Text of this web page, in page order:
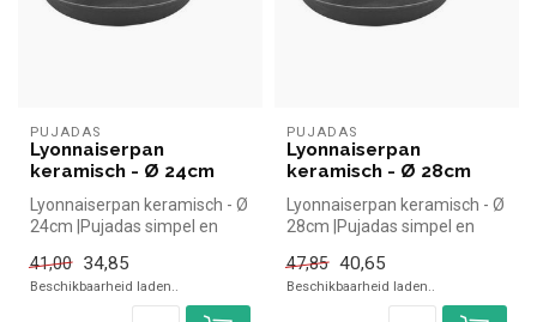
PUJADAS
Lyonnaiserpan
keramisch - Ø 24cm
Lyonnaiserpan keramisch - Ø
24cm |Pujadas simpel en
horeca...
41,00 34,85
Beschikbaarheid laden..
PUJADAS
Lyonnaiserpan
keramisch - Ø 28cm
Lyonnaiserpan keramisch - Ø
28cm |Pujadas simpel en
horeca...
47,85 40,65
Beschikbaarheid laden..